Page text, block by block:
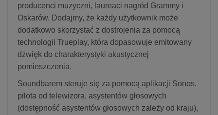
producenci muzyczni, laureaci nagród Grammy i
Oskarów. Dodajmy, że każdy użytkownik może
dodatkowo skorzystać z dostrojenia za pomocą
technologii Trueplay, która dopasowuje emitowany
dźwięk do charakterystyki akustycznej
pomieszczenia.
Soundbarem steruje się za pomocą aplikacji Sonos,
pilota od telewizora, asystentów głosowych
(dostępność asystentów głosowych zależy od kraju),